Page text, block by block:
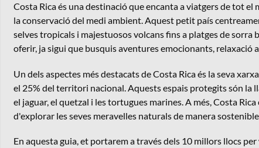
Costa Rica és una destinació que encanta a viatgers de tot
la conservació del medi ambient. Aquest petit país
selves tropicals i majestuosos volcans fins a platges de sorra
oferir, ja sigui que busquis aventures emocionants, relaxació
Un dels aspectes més destacats de Costa Rica és la seva
el 25% del territori nacional. Aquests espais protegits són
el jaguar, el quetzal i les tortugues marines. A més, Costa
d'explorar les seves meravelles naturals de manera
En aquesta guia, et portarem a través dels 10 millors llocs